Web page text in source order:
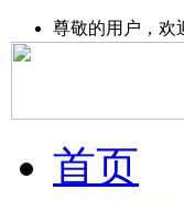
尊敬的用户，欢
首页